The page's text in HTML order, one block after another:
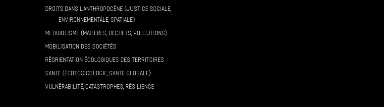
DROITS DANS L’ANTHROPOCÈNE (JUSTICE SOCIALE,
ENVIRONNEMENTALE, SPATIALE)
MÉTABOLISME (MATIÈRES, DÉCHETS, POLLUTIONS)
MOBILISATION DES SOCIÉTÉS
RÉORIENTATION ÉCOLOGIQUES DES TERRITOIRES
SANTÉ (ÉCOTOXICOLOGIE, SANTÉ GLOBALE)
VULNÉRABILITÉ, CATASTROPHES, RÉSILIENCE